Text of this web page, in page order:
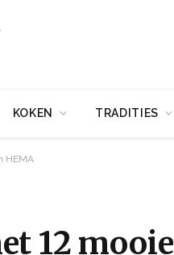
KOKEN TRADITIES
HEMA
12 mooie